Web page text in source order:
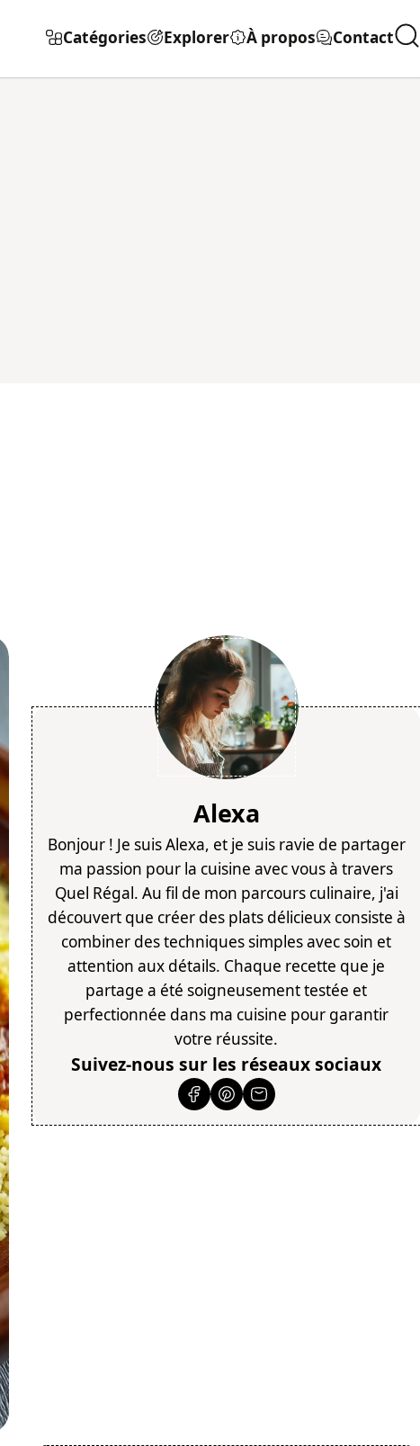
Catégories Explorer À propos Contact
Alexa
Bonjour ! Je suis Alexa, et je suis ravie de partager
ma passion pour la cuisine avec vous à travers
Quel Régal. Au fil de mon parcours culinaire, j'ai
découvert que créer des plats délicieux consiste à
combiner des techniques simples avec soin et
attention aux détails. Chaque recette que je
partage a été soigneusement testée et
perfectionnée dans ma cuisine pour garantir
votre réussite.
Suivez-nous sur les réseaux sociaux